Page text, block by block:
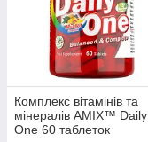
Комплекс вітамінів та
мінералів AMIX™ Daily
One 60 таблеток